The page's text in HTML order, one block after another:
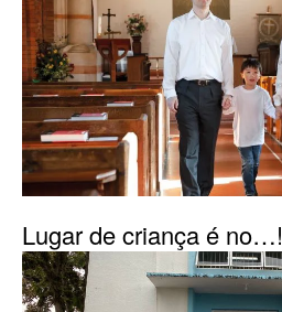
Lugar de criança é no…!